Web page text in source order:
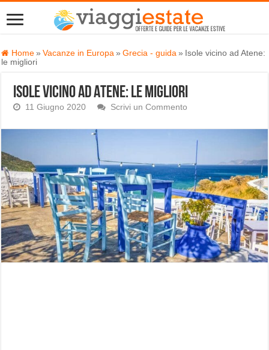
Home » Vacanze in Europa » Grecia - guida » Isole vicino ad Atene:
le migliori
Isole vicino ad Atene: le migliori
11 Giugno 2020 Scrivi un Commento